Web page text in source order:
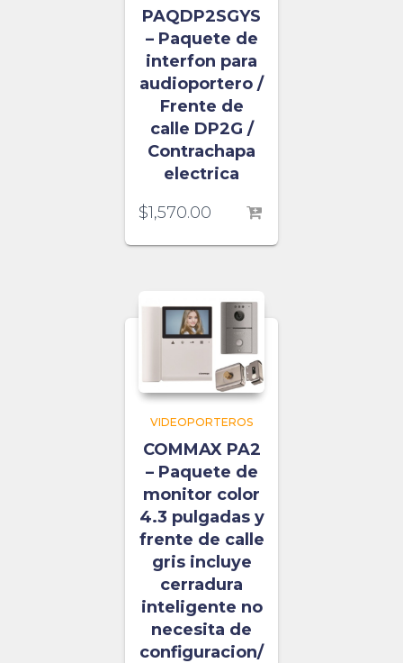
PAQDP2SGYS
– Paquete de
interfon para
audioportero /
Frente de
calle DP2G /
Contrachapa
electrica
$1,570.00
VIDEOPORTEROS
COMMAX PA2
– Paquete de
monitor color
4.3 pulgadas y
frente de calle
gris incluye
cerradura
inteligente no
necesita de
configuracion/